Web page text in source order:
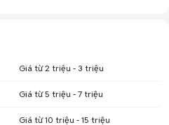
Giá từ 2 triệu - 3 triệu
Giá từ 5 triệu - 7 triệu
Giá từ 10 triệu - 15 triệu